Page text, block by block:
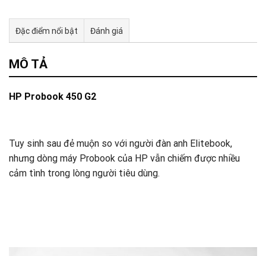
Đặc điểm nổi bật Đánh giá
Tư vấn & bán hàng qua Facebook
MÔ TẢ
HP Probook 450 G2
Tuy sinh sau đẻ muộn so với người đàn anh Elitebook,
nhưng dòng máy Probook của HP vẫn chiếm được nhiều
cảm tình trong lòng người tiêu dùng.